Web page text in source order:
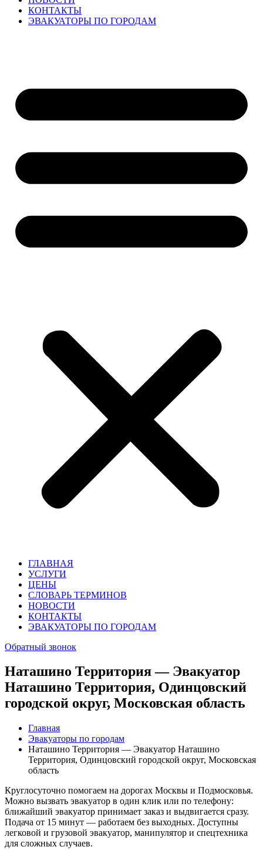
КОНТАКТЫ
ЭВАКУАТОРЫ ПО ГОРОДАМ
ГЛАВНАЯ
УСЛУГИ
ЦЕНЫ
СЛОВАРЬ ТЕРМИНОВ
НОВОСТИ
КОНТАКТЫ
ЭВАКУАТОРЫ ПО ГОРОДАМ
Обратный звонок
Наташино Территория — Эвакуатор
Наташино Территория, Одинцовский
городской округ, Московская область
Главная
Эвакуаторы по городам
Наташино Территория — Эвакуатор Наташино
Территория, Одинцовский городской округ, Московская
область
Круглосуточно помогаем на дорогах Москвы и Подмосковья.
Можно вызвать эвакуатор в один клик или по телефону:
ближайший эвакуатор принимает заказ и выдвигается сразу.
Подача от 15 минут — работаем без выходных. Доступны
легковой и грузовой эвакуатор, манипулятор и спецтехника
для сложных случаев.